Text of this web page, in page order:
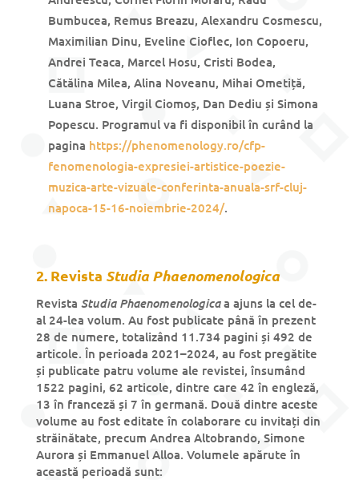
Bumbucea, Remus Breazu, Alexandru Cosmescu,
Maximilian Dinu, Eveline Cioflec, Ion Copoeru,
Andrei Teaca, Marcel Hosu, Cristi Bodea,
Cătălina Milea, Alina Noveanu, Mihai Ometiță,
Luana Stroe, Virgil Ciomoș, Dan Dediu și Simona
Popescu. Programul va fi disponibil în curând la
pagina https://phenomenology.ro/cfp-
fenomenologia-expresiei-artistice-poezie-
muzica-arte-vizuale-conferinta-anuala-srf-cluj-
napoca-15-16-noiembrie-2024/.
2. Revista Studia Phaenomenologica
Revista Studia Phaenomenologicaa ajuns la cel de-
al 24-lea volum. Au fost publicate până în prezent
28 de numere, totalizând 11.734 pagini și 492 de
articole. În perioada 2021–2024, au fost pregătite
și publicate patru volume ale revistei, însumând
1522 pagini, 62 articole, dintre care 42 în engleză,
13 în franceză și 7 în germană. Două dintre aceste
volume au fost editate în colaborare cu invitați din
străinătate, precum Andrea Altobrando, Simone
Aurora și Emmanuel Alloa. Volumele apărute în
această perioadă sunt: